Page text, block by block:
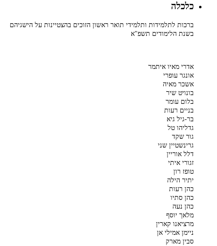
כלכלה
ברכות לתלמידות ותלמידי תואר ראשון הזוכים בהצטיינות על הישגיהם
בשנת הלימודים תשפ"א
אדרי מאיו איתמר
אונגר עופרי
אשכר מאיה
בונויט שיר
בלום עומר
בניים רעות
בר-גיל גיא
גדליהו טל
גור שקד
גרינשטיין שני
דלל אוריין
זגורי איתי
טופז רון
יתיר הילה
כהן רעות
כהן סתיו
כהן נעה
מלאך יוסף
מרציאנו קארין
ניימן אמילי אן
סבין מארק